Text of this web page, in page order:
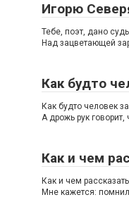
Игорю
Тебе, поэт, дано
Над зацветающей
Как будто
Как будто человек
А дрожь рук говорит,
Как и чем
Как и чем
Мне кажется: